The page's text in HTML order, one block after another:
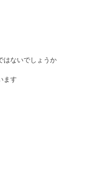
はないでしょうか
ます